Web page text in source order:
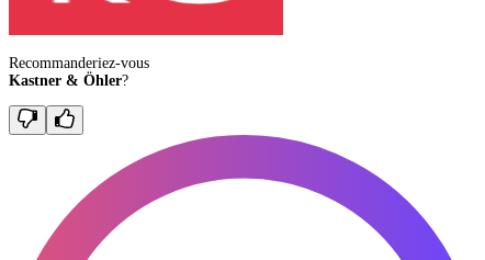
Recommanderiez-vous
Kastner & Öhler?